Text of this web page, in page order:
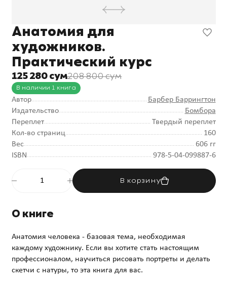
Анатомия для
художников.
Практический курс
125 280 сум208 800 сум
В наличии 1 книга
Автор
Барбер Баррингтон
Издательство
Бомбора
Переплет
Твердый переплет
Кол-во страниц
160
Вес
606 гг
ISBN
978-5-04-099887-6
В корзину
О книге
Анатомия человека - базовая тема, необходимая
каждому художнику. Если вы хотите стать настоящим
профессионалом, научиться рисовать портреты и делать
скетчи с натуры, то эта книга для вас.